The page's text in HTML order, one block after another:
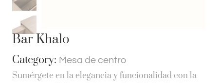
Bar Khalo
Category: Mesa de centro
Sumérgete en la elegancia y funcionalidad con la